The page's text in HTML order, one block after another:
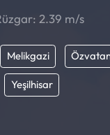
2.39 m/s
Melikgazi
Yeşilhisar